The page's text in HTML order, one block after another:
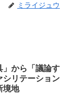
ミライジュウ
」から「議論す
シリテーション
境地